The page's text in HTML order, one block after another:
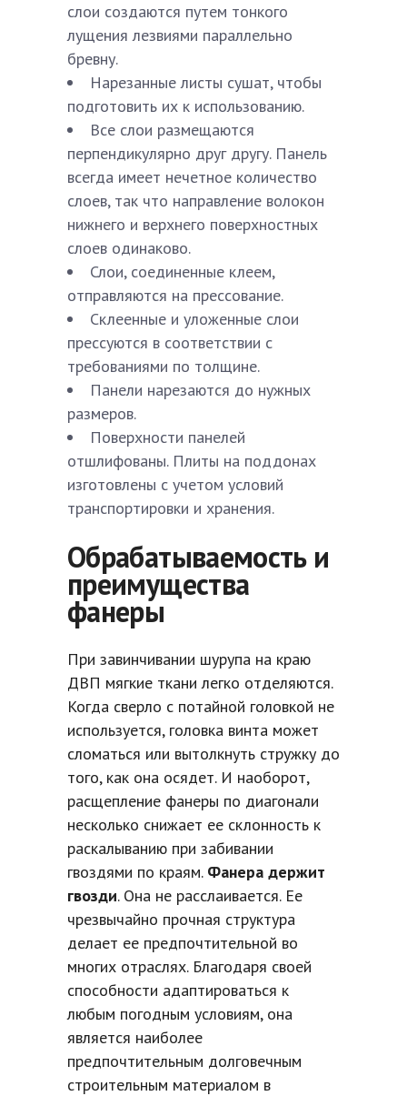
слои создаются путем тонкого
лущения лезвиями параллельно
бревну.
Нарезанные листы сушат, чтобы
подготовить их к использованию.
Все слои размещаются
перпендикулярно друг другу. Панель
всегда имеет нечетное количество
слоев, так что направление волокон
нижнего и верхнего поверхностных
слоев одинаково.
Слои, соединенные клеем,
отправляются на прессование.
Склеенные и уложенные слои
прессуются в соответствии с
требованиями по толщине.
Панели нарезаются до нужных
размеров.
Поверхности панелей
отшлифованы. Плиты на поддонах
изготовлены с учетом условий
транспортировки и хранения.
Обрабатываемость и
преимущества
фанеры
При завинчивании шурупа на краю
ДВП мягкие ткани легко отделяются.
Когда сверло с потайной головкой не
используется, головка винта может
сломаться или вытолкнуть стружку до
того, как она осядет. И наоборот,
расщепление фанеры по диагонали
несколько снижает ее склонность к
раскалыванию при забивании
гвоздями по краям. Фанера держит
гвозди. Она не расслаивается. Ее
чрезвычайно прочная структура
делает ее предпочтительной во
многих отраслях. Благодаря своей
способности адаптироваться к
любым погодным условиям, она
является наиболее
предпочтительным долговечным
строительным материалом в